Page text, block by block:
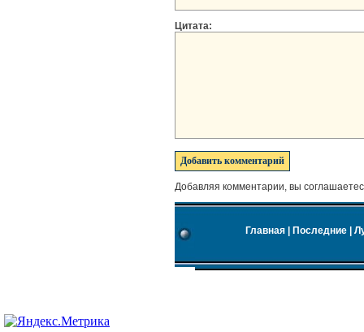
Цитата:
Добавляя комментарии, вы
Главная Последние